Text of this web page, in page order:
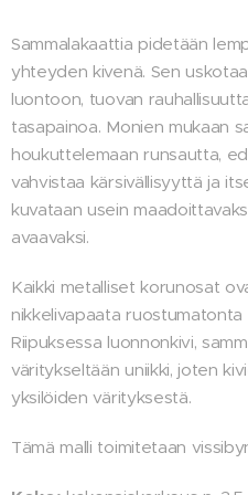
Sammalakaattia pidetään
yhteyden kivenä. Sen
luontoon, tuovan
tasapainoa. Monien mukaan
houkuttelemaan runsautta,
vahvistaa kärsivällisyyttä ja
kuvataan usein
avaavaksi.
Kaikki metalliset korunosat
nikkelivapaata
Riipuksessa luonnonkivi,
väritykseltään uniikki, joten
yksilöiden värityksestä.
Tämä malli toimitetaan